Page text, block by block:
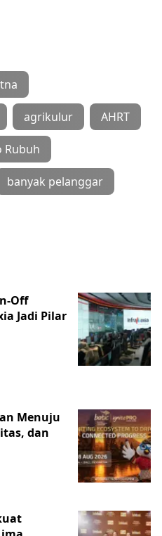
agrikulur AHRT
Rubuh
banyak pelanggar
Off
Jadi Pilar
Menuju
dan